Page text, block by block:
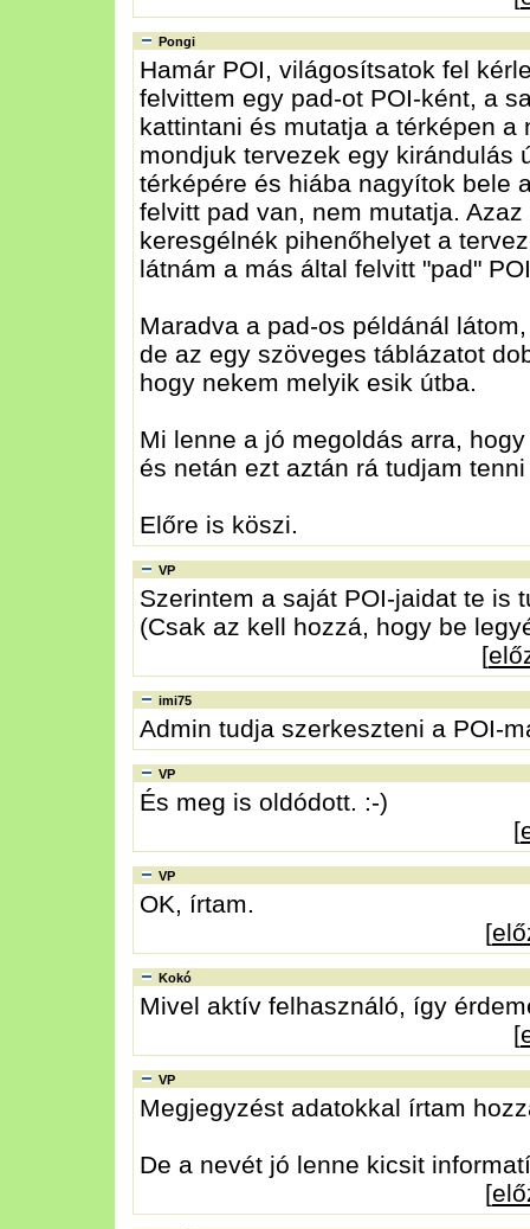
Pongi
Hamár POI, világosítsatok fel
felvittem egy pad-ot POI-ként, a
kattintani és mutatja a térképen
mondjuk tervezek egy kirándulás
térképére és hiába nagyítok bele
felvitt pad van, nem mutatja.
keresgélnék pihenőhelyet a
látnám a más által felvitt "pad"
Maradva a pad-os példánál
de az egy szöveges táblázatot
hogy nekem melyik esik útba.
Mi lenne a jó megoldás arra,
és netán ezt aztán rá tudjam
Előre is köszi.
VP
Szerintem a saját POI-jaidat te is
(Csak az kell hozzá, hogy be
[
imi75
Admin tudja szerkeszteni a POI-
VP
És meg is oldódott. :-)
[
VP
OK, írtam.
[
Kokó
Mivel aktív felhasználó, így
[
VP
Megjegyzést adatokkal írtam
De a nevét jó lenne kicsit
[